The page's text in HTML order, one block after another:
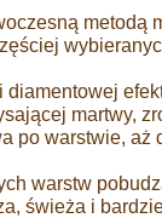
metodą
martwy,
po warstwie,
warstw
świeża i